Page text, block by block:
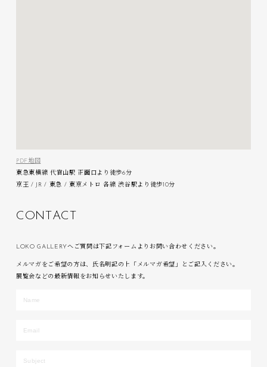
PDF地図
東急東横線 代官山駅 正面口より徒歩6分
京王 / JR / 東急 / 東京メトロ 各線 渋谷駅より徒歩10分
C ON T AC T
LOKO GALLERYへご質問は下記フォームよりお問い合わせください。
メルマガをご希望の方は、氏名明記の上「メルマガ希望」とご記入ください。
展覧会などの最新情報をお知らせいたします。